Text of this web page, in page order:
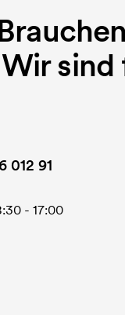
Wir sind
012 91
- 17:00